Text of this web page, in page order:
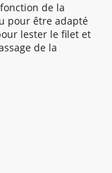
de la
pour être adapté
lester le filet et
de la